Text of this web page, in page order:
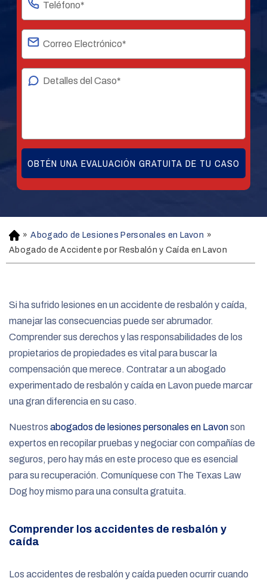
H
o
m
» Abogado de Lesiones Personales en Lavon »
Abogado de Accidente por Resbalón y Caída en Lavon
Si ha sufrido lesiones en un accidente de resbalón y caída,
manejar las consecuencias puede ser abrumador.
Comprender sus derechos y las responsabilidades de los
propietarios de propiedades es vital para buscar la
compensación que merece. Contratar a un abogado
experimentado de resbalón y caída en Lavon puede marcar
una gran diferencia en su caso.
Nuestros abogados de lesiones personales en Lavonson
expertos en recopilar pruebas y negociar con compañías de
seguros, pero hay más en este proceso que es esencial
para su recuperación. Comuníquese con The Texas Law
Dog hoy mismo para una consulta gratuita.
Comprender los accidentes de resbalón y
caída
Los accidentes de resbalón y caída pueden ocurrir cuando